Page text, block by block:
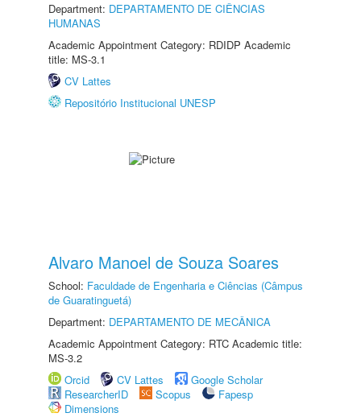
Department: DEPARTAMENTO DE CIÊNCIAS
HUMANAS
Academic Appointment Category: RDIDP Academic
title: MS-3.1
CV Lattes
Repositório Institucional UNESP
Alvaro Manoel de Souza Soares
School: Faculdade de Engenharia e Ciências (Câmpus
de Guaratinguetá)
Department: DEPARTAMENTO DE MECÂNICA
Academic Appointment Category: RTC Academic title:
MS-3.2
Orcid
CV Lattes
Google Scholar
ResearcherID
Scopus
Fapesp
Dimensions